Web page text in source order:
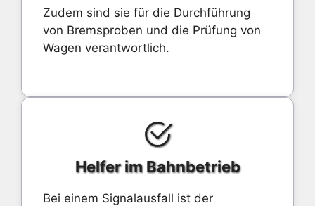
Zudem sind sie für die Durchführung
von Bremsproben und die Prüfung von
Wagen verantwortlich.
Helfer im Bahnbetrieb
Bei einem Signalausfall ist der